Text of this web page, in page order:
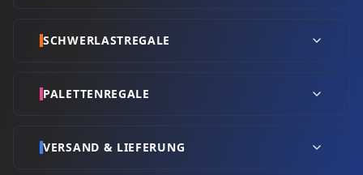
SCHWERLASTREGALE
PALETTENREGALE
VERSAND & LIEFERUNG